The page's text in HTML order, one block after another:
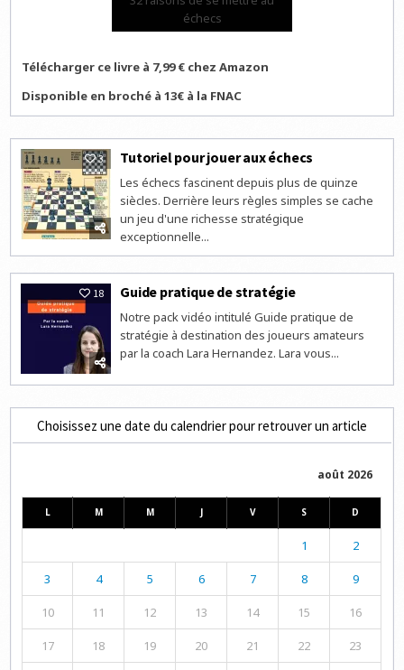
échecs
Télécharger ce livre à 7,99 € chez Amazon
Disponible en broché à 13€ à la FNAC
3 Tutoriel pour jouer aux échecs
Les échecs fascinent depuis plus de quinze
siècles. Derrière leurs règles simples se cache
un jeu d'une richesse stratégique
exceptionnelle...
18 Guide pratique de stratégie
Notre pack vidéo intitulé Guide pratique de
stratégie à destination des joueurs amateurs
par la coach Lara Hernandez. Lara vous...
Choisissez une date du calendrier pour retrouver un article
août 2026
L M M J V S D
1 2
3 4 5 6 7 8 9
10 11 12 13 14 15 16
17 18 19 20 21 22 23